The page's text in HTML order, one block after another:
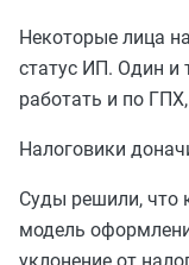
Некоторые лица
статус ИП. Один и
работать и по
Налоговики
Суды решили, что
модель
уклонение от